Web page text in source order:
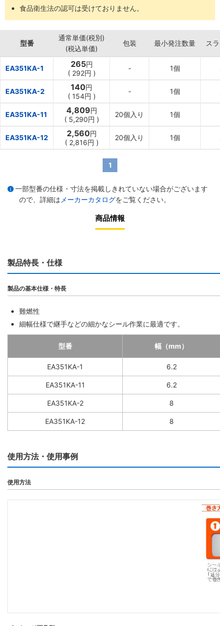
食品衛生法の認可は受けておりません。
型番
通常単価(税別)
(税込単価)
包装 最小発注数量 ス
EA351KA-1 265円
( 292円 )
- 1個
EA351KA-2 140円
( 154円 )
- 1個
EA351KA-11 4,809円
( 5,290円 )
20個入り 1個
EA351KA-12 2,560円
( 2,816円 )
20個入り 1個
1
一部型番の仕様・寸法を掲載しきれていない場合がございます
ので、詳細は メーカーカタログをご覧ください。
商品情報
製品特長・仕様
製品の基本仕様・特長
難燃性
細幅仕様で継手などの細かなシール作業に最適です。
型番 幅（mm）
EA351KA-1 6.2
EA351KA-11 6.2
EA351KA-2 8
EA351KA-12 8
使用方法・使用事例
使用方法